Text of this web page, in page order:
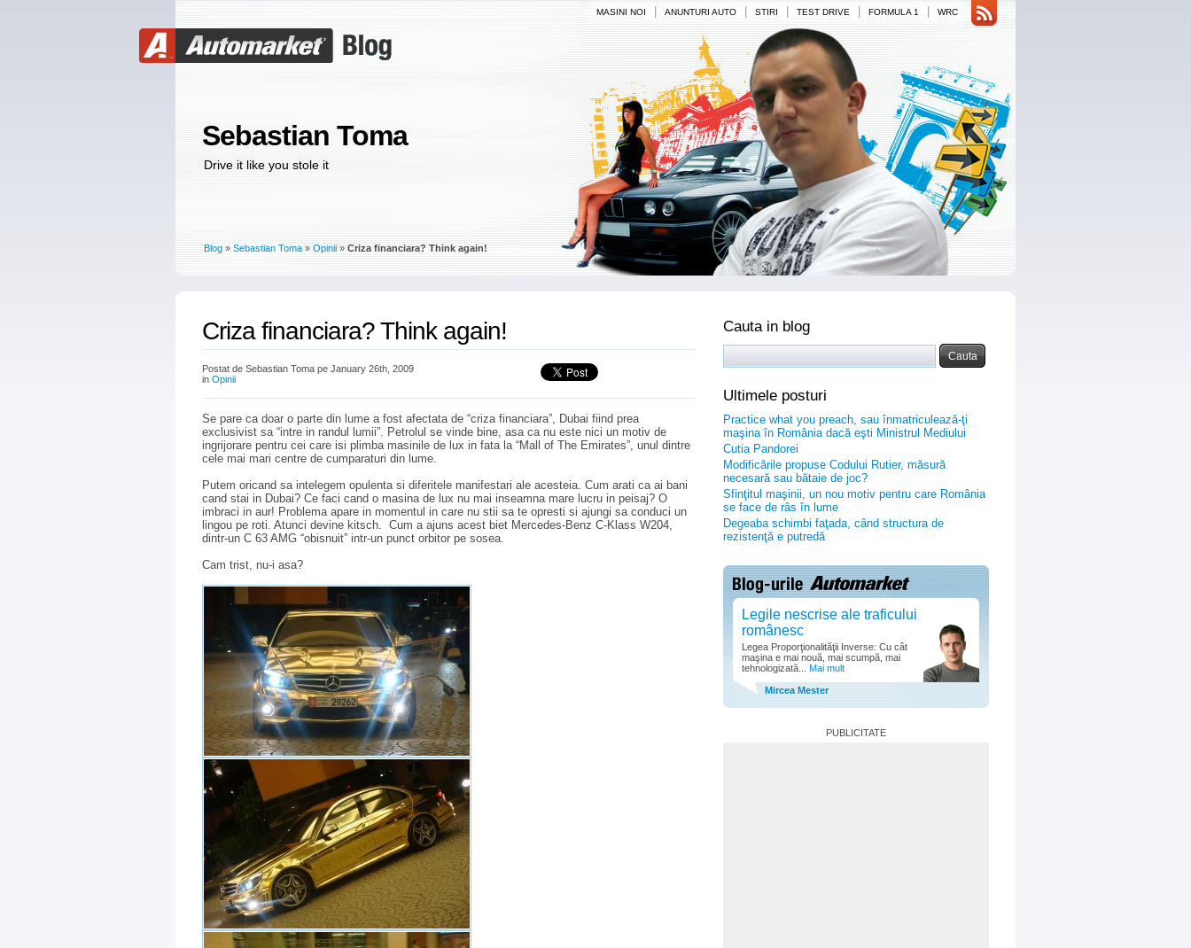
Sebastian Toma
Drive it like you stole it
MASINI NOI ANUNTURI AUTO STIRI TEST DRIVE FORMULA 1 WRC
Blog » Sebastian Toma » Opinii » Criza financiara? Think again!
Criza financiara? Think again!
Postat de Sebastian Toma pe January 26th, 2009
in Opinii
Se pare ca doar o parte din lume a fost afectata de “criza financiara”, Dubai fiind prea
exclusivist sa “intre in randul lumii”. Petrolul se vinde bine, asa ca nu este nici un motiv de
ingrijorare pentru cei care isi plimba masinile de lux in fata la “Mall of The Emirates”, unul dintre
cele mai mari centre de cumparaturi din lume.
Putem oricand sa intelegem opulenta si diferitele manifestari ale acesteia. Cum arati ca ai bani
cand stai in Dubai? Ce faci cand o masina de lux nu mai inseamna mare lucru in peisaj? O
imbraci in aur! Problema apare in momentul in care nu stii sa te opresti si ajungi sa conduci un
lingou pe roti. Atunci devine kitsch. Cum a ajuns acest biet Mercedes-Benz C-Klass W204,
dintr-un C 63 AMG “obisnuit” intr-un punct orbitor pe sosea.
Cam trist, nu-i asa?
Cauta in blog
Ultimele posturi
Practice what you preach, sau înmatriculează-ţi
maşina în România dacă eşti Ministrul Mediului
Cutia Pandorei
Modificările propuse Codului Rutier, măsură
necesară sau bătaie de joc?
Sfinţitul maşinii, un nou motiv pentru care România
se face de râs în lume
Degeaba schimbi faţada, când structura de
rezistenţă e putredă
Legile nescrise ale traficului
românesc
Legea Proporţionalităţii Inverse: Cu cât
maşina e mai nouă, mai scumpă, mai
tehnologizată...
Mai mult
Mircea Mester
PUBLICITATE